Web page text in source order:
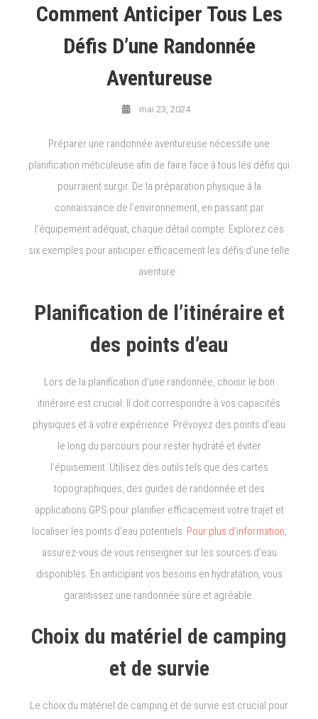
Comment Anticiper Tous Les
Défis D’une Randonnée
Aventureuse
mai 23, 2024
Préparer une randonnée aventureuse nécessite une
planification méticuleuse afin de faire face à tous les défis qui
pourraient surgir. De la préparation physique à la
connaissance de l’environnement, en passant par
l’équipement adéquat, chaque détail compte. Explorez ces
six exemples pour anticiper efficacement les défis d’une telle
aventure :
Planification de l’itinéraire et
des points d’eau
Lors de la planification d’une randonnée, choisir le bon
itinéraire est crucial. Il doit correspondre à vos capacités
physiques et à votre expérience. Prévoyez des points d’eau
le long du parcours pour rester hydraté et éviter
l’épuisement. Utilisez des outils tels que des cartes
topographiques, des guides de randonnée et des
applications GPS pour planifier efficacement votre trajet et
localiser les points d’eau potentiels. Pour plus d’information,
assurez-vous de vous renseigner sur les sources d’eau
disponibles. En anticipant vos besoins en hydratation, vous
garantissez une randonnée sûre et agréable.
Choix du matériel de camping
et de survie
Le choix du matériel de camping et de survie est crucial pour